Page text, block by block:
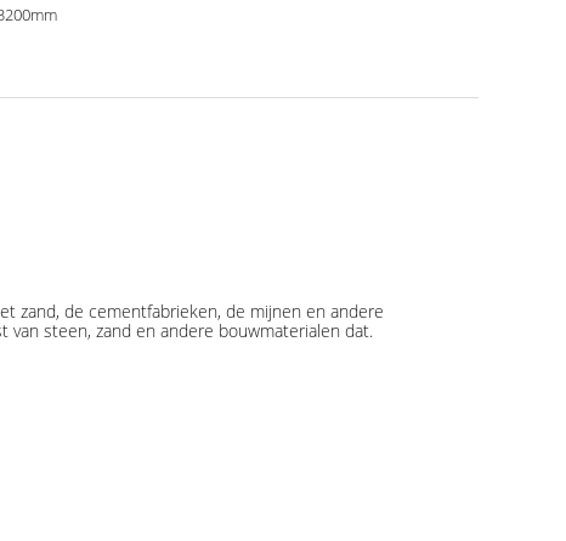
zand, de cementfabrieken, de mijnen en andere
steen, zand en andere bouwmaterialen dat.